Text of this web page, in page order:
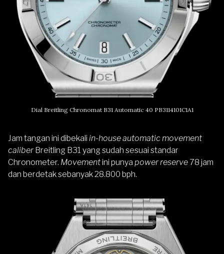
Dial Breitling Chronomat B31 Automatic 40 PB3114101C1A1
Jam tangan ini dibekali in-house automatic movement
caliber Breitling B31 yang sudah sesuai standar
Chronometer. Movementini punya power reserve78 jam
dan berdetak sebanyak 28.800 bph.